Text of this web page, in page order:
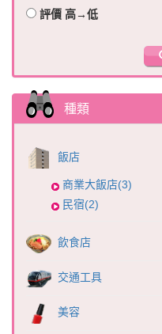
評價 高→低
種類
飯店
商業大飯店(3)
民宿(2)
飲食店
交通工具
美容